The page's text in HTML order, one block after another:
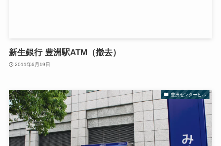
新生銀行 豊洲駅ATM（撤去）
2011年6月19日
豊洲センタービル